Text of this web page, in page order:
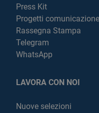
Press Kit
Progetti comunicazione
Rassegna Stampa
Telegram
WhatsApp
LAVORA CON NOI
Nuove selezioni